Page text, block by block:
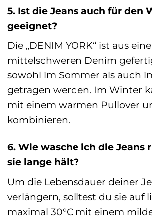
5. Ist die Jeans auch für den
geeignet?
Die „DENIM YORK“ ist aus
mittelschweren Denim
sowohl im Sommer als auch
getragen werden. Im Winter
mit einem warmen Pullover
kombinieren.
6. Wie wasche ich die Jeans
sie lange hält?
Um die Lebensdauer deiner
verlängern, solltest du sie auf
maximal 30°C mit einem